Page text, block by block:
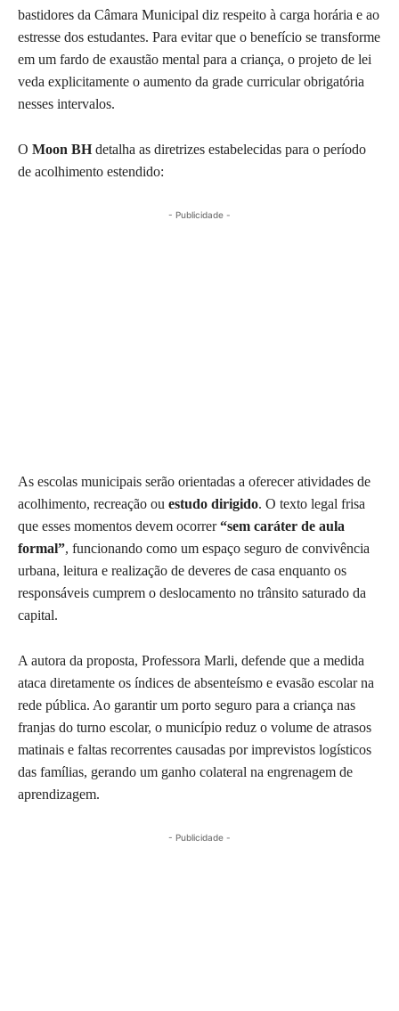
bastidores da Câmara Municipal diz respeito à carga horária e ao
estresse dos estudantes. Para evitar que o benefício se transforme
em um fardo de exaustão mental para a criança, o projeto de lei
veda explicitamente o aumento da grade curricular obrigatória
nesses intervalos.
O Moon BHdetalha as diretrizes estabelecidas para o período
de acolhimento estendido:
- Publicidade -
As escolas municipais serão orientadas a oferecer atividades de
acolhimento, recreação ou estudo dirigido. O texto legal frisa
que esses momentos devem ocorrer“sem caráter de aula
formal”, funcionando como um espaço seguro de convivência
urbana, leitura e realização de deveres de casa enquanto os
responsáveis cumprem o deslocamento no trânsito saturado da
capital.
A autora da proposta, Professora Marli, defende que a medida
ataca diretamente os índices de absenteísmo e evasão escolar na
rede pública. Ao garantir um porto seguro para a criança nas
franjas do turno escolar, o município reduz o volume de atrasos
matinais e faltas recorrentes causadas por imprevistos logísticos
das famílias, gerando um ganho colateral na engrenagem de
aprendizagem.
- Publicidade -